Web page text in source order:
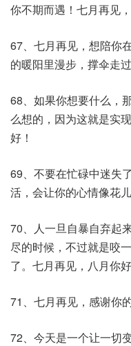
你不期而遇！七月再见，
67、七月再见，想陪你
的暖阳里漫步，撑伞走
68、如果你想要什么，
么想的，因为这就是实
好！
69、不要在忙碌中迷失
活，会让你的心情像花
70、人一旦自暴自弃起
尽的时候，不过就是咬
了。七月再见，八月你好
71、七月再见，感谢你
72、今天是一个让一切